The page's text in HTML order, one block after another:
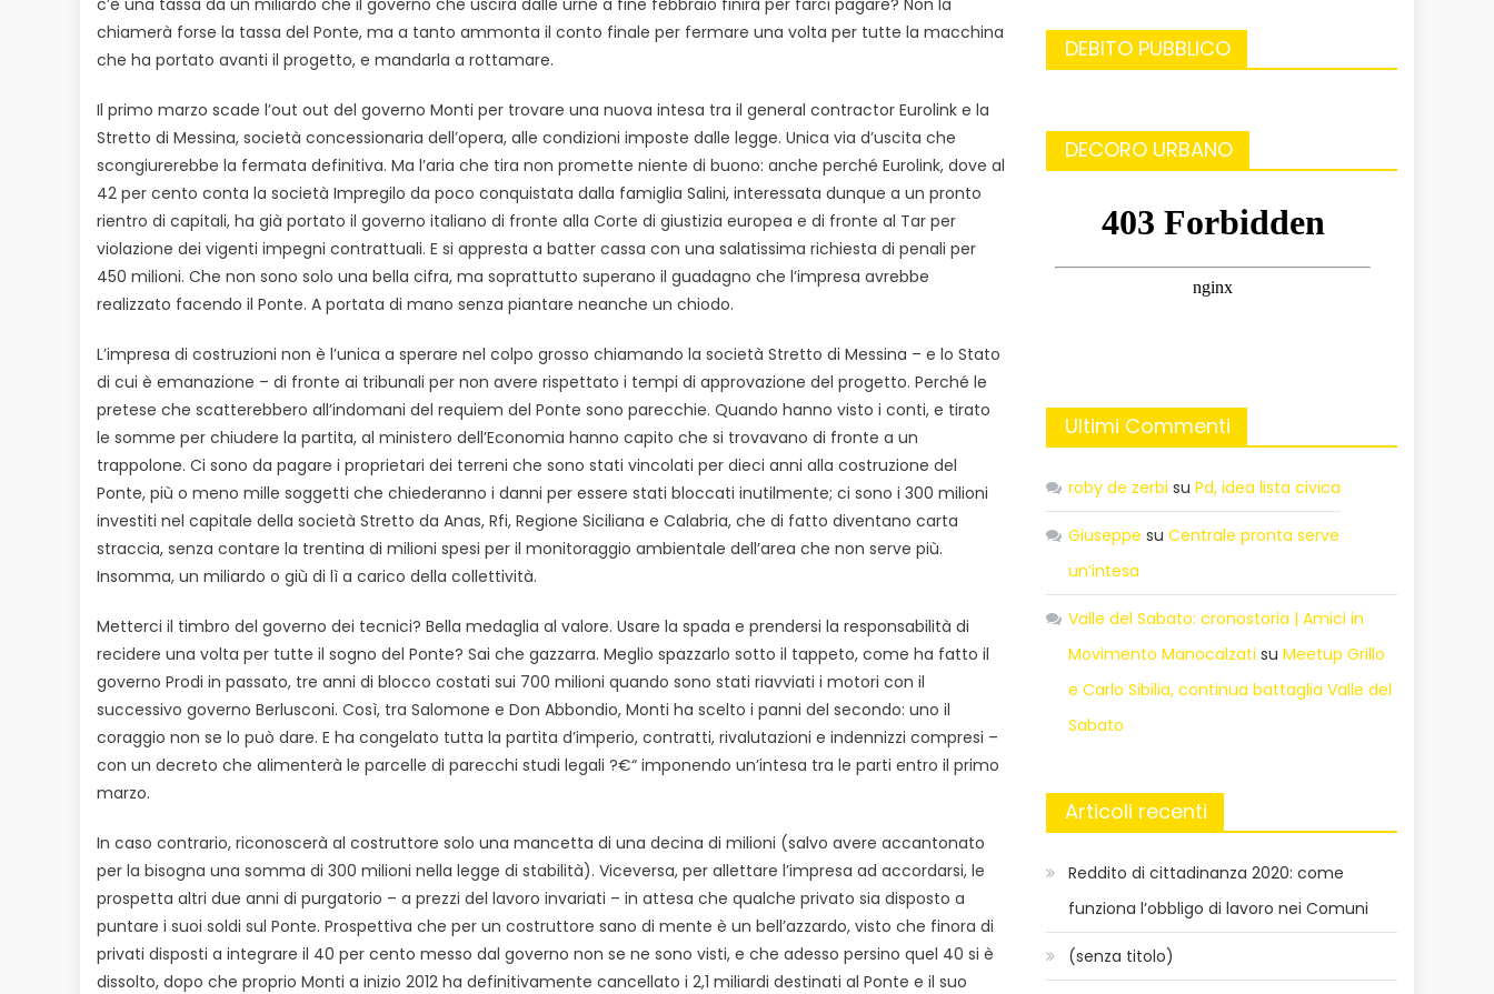
chiamerà forse la tassa del Ponte, ma a tanto ammonta il conto finale per fermare una volta per tutte la macchina
che ha portato avanti il progetto, e mandarla a rottamare.
Il primo marzo scade l’out out del governo Monti per trovare una nuova intesa tra il general contractor Eurolink e la
Stretto di Messina, società concessionaria dell’opera, alle condizioni imposte dalle legge. Unica via d’uscita che
scongiurerebbe la fermata definitiva. Ma l’aria che tira non promette niente di buono: anche perché Eurolink, dove al
42 per cento conta la società Impregilo da poco conquistata dalla famiglia Salini, interessata dunque a un pronto
rientro di capitali, ha già portato il governo italiano di fronte alla Corte di giustizia europea e di fronte al Tar per
violazione dei vigenti impegni contrattuali. E si appresta a batter cassa con una salatissima richiesta di penali per
450 milioni. Che non sono solo una bella cifra, ma soprattutto superano il guadagno che l’impresa avrebbe
realizzato facendo il Ponte. A portata di mano senza piantare neanche un chiodo.
L’impresa di costruzioni non è l’unica a sperare nel colpo grosso chiamando la società Stretto di Messina – e lo Stato
di cui è emanazione – di fronte ai tribunali per non avere rispettato i tempi di approvazione del progetto. Perché le
pretese che scatterebbero all’indomani del requiem del Ponte sono parecchie. Quando hanno visto i conti, e tirato
le somme per chiudere la partita, al ministero dell’Economia hanno capito che si trovavano di fronte a un
trappolone. Ci sono da pagare i proprietari dei terreni che sono stati vincolati per dieci anni alla costruzione del
Ponte, più o meno mille soggetti che chiederanno i danni per essere stati bloccati inutilmente; ci sono i 300 milioni
investiti nel capitale della società Stretto da Anas, Rfi, Regione Siciliana e Calabria, che di fatto diventano carta
straccia, senza contare la trentina di milioni spesi per il monitoraggio ambientale dell’area che non serve più.
Insomma, un miliardo o giù di lì a carico della collettività.
Metterci il timbro del governo dei tecnici? Bella medaglia al valore. Usare la spada e prendersi la responsabilità di
recidere una volta per tutte il sogno del Ponte? Sai che gazzarra. Meglio spazzarlo sotto il tappeto, come ha fatto il
governo Prodi in passato, tre anni di blocco costati sui 700 milioni quando sono stati riavviati i motori con il
successivo governo Berlusconi. Così, tra Salomone e Don Abbondio, Monti ha scelto i panni del secondo: uno il
coraggio non se lo può dare. E ha congelato tutta la partita d’imperio, contratti, rivalutazioni e indennizzi compresi –
con un decreto che alimenterà le parcelle di parecchi studi legali ?€“ imponendo un’intesa tra le parti entro il primo
marzo.
In caso contrario, riconoscerà al costruttore solo una mancetta di una decina di milioni (salvo avere accantonato
per la bisogna una somma di 300 milioni nella legge di stabilità). Viceversa, per allettare l’impresa ad accordarsi, le
prospetta altri due anni di purgatorio – a prezzi del lavoro invariati – in attesa che qualche privato sia disposto a
puntare i suoi soldi sul Ponte. Prospettiva che per un costruttore sano di mente è un bell’azzardo, visto che finora di
privati disposti a integrare il 40 per cento messo dal governo non se ne sono visti, e che adesso persino quel 40 si è
dissolto, dopo che proprio Monti a inizio 2012 ha definitivamente cancellato i 2,1 miliardi destinati al Ponte e il suo
DEBITO PUBBLICO
DECORO URBANO
Ultimi Commenti
roby de zerbi suPd, idea lista civica
Giuseppe suCentrale pronta serve
un’intesa
Valle del Sabato: cronostoria | Amici in
Movimento Manocalzati suMeetup Grillo
e Carlo Sibilia, continua battaglia Valle del
Sabato
Articoli recenti
Reddito di cittadinanza 2020: come
funziona l’obbligo di lavoro nei Comuni
(senza titolo)